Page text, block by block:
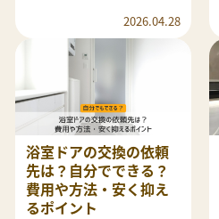
2026.04.28
浴室ドアの交換の依頼
先は？自分でできる？
費用や方法・安く抑え
るポイント